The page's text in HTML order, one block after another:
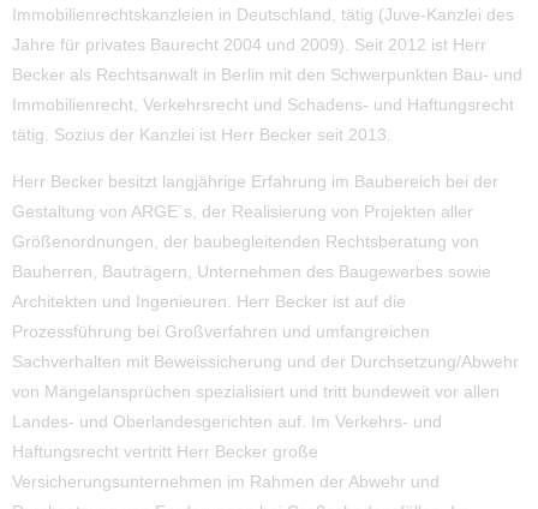
Immobilienrechtskanzleien in Deutschland, tätig (Juve-Kanzlei des
Jahre für privates Baurecht 2004 und 2009). Seit 2012 ist Herr
Becker als Rechtsanwalt in Berlin mit den Schwerpunkten Bau- und
Immobilienrecht, Verkehrsrecht und Schadens- und Haftungsrecht
tätig. Sozius der Kanzlei ist Herr Becker seit 2013.
Herr Becker besitzt langjährige Erfahrung im Baubereich bei der
Gestaltung von ARGE´s, der Realisierung von Projekten aller
Größenordnungen, der baubegleitenden Rechtsberatung von
Bauherren, Bauträgern, Unternehmen des Baugewerbes sowie
Architekten und Ingenieuren. Herr Becker ist auf die
Prozessführung bei Großverfahren und umfangreichen
Sachverhalten mit Beweissicherung und der Durchsetzung/Abwehr
von Mängelansprüchen spezialisiert und tritt bundeweit vor allen
Landes- und Oberlandesgerichten auf. Im Verkehrs- und
Haftungsrecht vertritt Herr Becker große
Versicherungsunternehmen im Rahmen der Abwehr und